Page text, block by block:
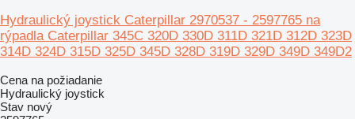
Hydraulický joystick Caterpillar 2970537 - 2597765 na
rýpadla Caterpillar 345C 320D 330D 311D 321D 312D 323D
314D 324D 315D 325D 345D 328D 319D 329D 349D 349D2
Cena na požiadanie
Hydraulický joystick
Stav nový